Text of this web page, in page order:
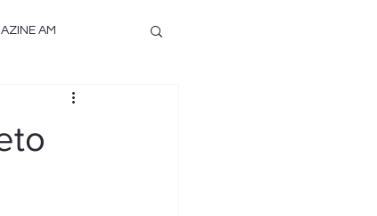
AM